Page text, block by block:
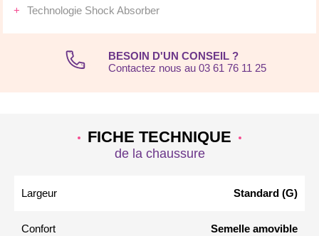
Technologie Shock Absorber
BESOIN D'UN CONSEIL ?
Contactez nous au 03 61 76 11 25
FICHE TECHNIQUE
de la chaussure
Largeur Standard (G)
Confort Semelle amovible